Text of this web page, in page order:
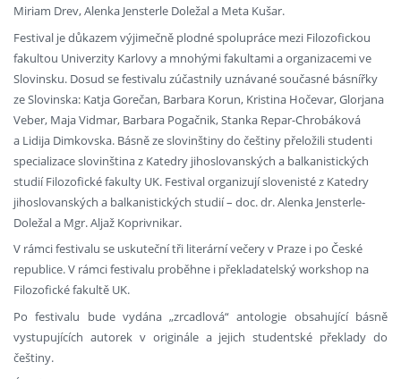
Miriam Drev, Alenka Jensterle Doležal a Meta Kušar.
Festival je důkazem výjimečně plodné spolupráce mezi Filozofickou
fakultou Univerzity Karlovy a mnohými fakultami a organizacemi ve
Slovinsku. Dosud se festivalu zúčastnily uznávané současné básnířky
ze Slovinska: Katja Gorečan, Barbara Korun, Kristina Hočevar, Glorjana
Veber, Maja Vidmar, Barbara Pogačnik, Stanka Repar-Chrobáková
a Lidija Dimkovska. Básně ze slovinštiny do češtiny přeložili studenti
specializace slovinština z Katedry jihoslovanských a balkanistických
studií Filozofické fakulty UK. Festival organizují slovenisté z Katedry
jihoslovanských a balkanistických studií – doc. dr. Alenka Jensterle-
Doležal a Mgr. Aljaž Koprivnikar.
V rámci festivalu se uskuteční tři literární večery v Praze i po České
republice. V rámci festivalu proběhne i překladatelský workshop na
Filozofické fakultě UK.
Po festivalu bude vydána „zrcadlová“ antologie obsahující básně
vystupujících autorek v originále a jejich studentské překlady do
češtiny.